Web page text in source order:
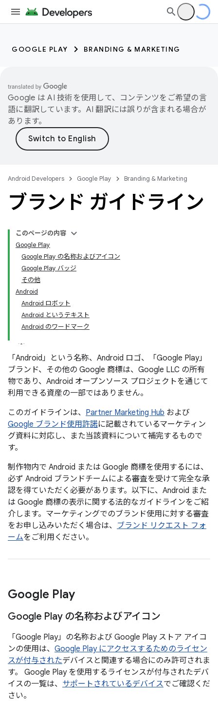
GOOGLE PLAY BRANDING & MARKETING
Google は AI 技術を使用して、コンテンツをご希望の言
語に翻訳しています。AI 翻訳には誤りが含まれる場合が
あります。
Android Developers Google Play Branding & Marketing
ブランド ガイドライン
このページの内容
Google Play
Google Play の名称およびアイコン
Google Play バッジ
その他
Android
Android ロボット
Android というテキスト
Android のワードマーク
「Android」という名称、Android ロゴ、「Google Play」
ブランド、その他の Google 商標は、Google LLC の所有
物であり、Android オープンソース プロジェクトを通じて
利用できる資産の一部ではありません。
このガイドラインは、 Partner Marketing Hub および
Google ブランド使用許諾に記載されているマーケティン
グ資料に対応し、また当該資料について補完するもので
す。
制作物内で Android または Google 商標を使用するには、
必ず Android ブランドチームによる審査を受けて完全な承
認を得ていただく必要があります。以下に、Android また
は Google 商標の表示に関する法的なガイドラインをご紹
介します。マーケティングでのブランド使用に対する審査
をお申し込みいただく場合は、 ブランド リクエスト フォ
ームをご利用ください。
Google Play
Google Play の名称およびアイコン
「Google Play」の名称および Google Play ストア アイコ
ンの使用は、 Google Play にアクセスするためのライセン
スが付与されたデバイスと関連する場合にのみ許可されま
す。 Google Play を使用するライセンスが付与されたデバ
イスの一覧は、 サポートされているデバイスでご確認くだ
さい。